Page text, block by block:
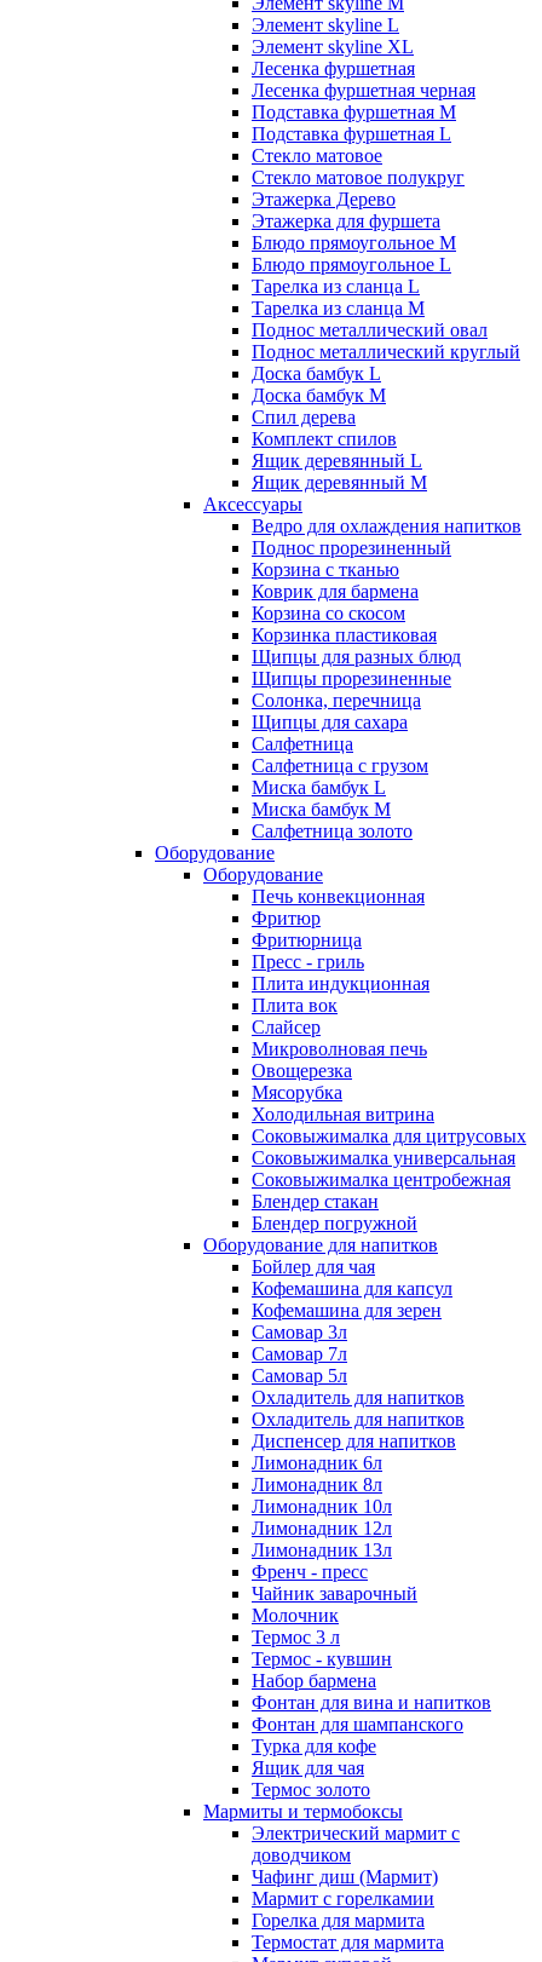
Элемент skyline L
Элемент skyline XL
Лесенка фуршетная
Лесенка фуршетная черная
Подставка фуршетная M
Подставка фуршетная L
Стекло матовое
Стекло матовое полукруг
Этажерка Дерево
Этажерка для фуршета
Блюдо прямоугольное M
Блюдо прямоугольное L
Тарелка из сланца L
Тарелка из сланца M
Поднос металлический овал
Поднос металлический круглый
Доска бамбук L
Доска бамбук M
Спил дерева
Комплект спилов
Ящик деревянный L
Ящик деревянный M
Аксессуары
Ведро для охлаждения напитков
Поднос прорезиненный
Корзина с тканью
Коврик для бармена
Корзина со скосом
Корзинка пластиковая
Щипцы для разных блюд
Щипцы прорезиненные
Солонка, перечница
Щипцы для сахара
Салфетница
Салфетница с грузом
Миска бамбук L
Миска бамбук M
Салфетница золото
Оборудование
Оборудование
Печь конвекционная
Фритюр
Фритюрница
Пресс - гриль
Плита индукционная
Плита вок
Слайсер
Микроволновая печь
Овощерезка
Мясорубка
Холодильная витрина
Соковыжималка для цитрусовых
Соковыжималка универсальная
Соковыжималка центробежная
Блендер стакан
Блендер погружной
Оборудование для напитков
Бойлер для чая
Кофемашина для капсул
Кофемашина для зерен
Самовар 3л
Самовар 7л
Самовар 5л
Охладитель для напитков
Охладитель для напитков
Диспенсер для напитков
Лимонадник 6л
Лимонадник 8л
Лимонадник 10л
Лимонадник 12л
Лимонадник 13л
Френч - пресс
Чайник заварочный
Молочник
Термос 3 л
Термос - кувшин
Набор бармена
Фонтан для вина и напитков
Фонтан для шампанского
Турка для кофе
Ящик для чая
Термос золото
Мармиты и термобоксы
Электрический мармит с
доводчиком
Чафинг диш (Мармит)
Мармит с горелкамии
Горелка для мармита
Термостат для мармита